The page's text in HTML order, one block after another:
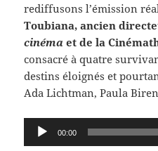
rediffusons l’émission
Toubiana, ancien
cinéma et de la
consacré à quatre
destins éloignés et
Ada Lichtman, Paula
Lecteur
audio
00:00